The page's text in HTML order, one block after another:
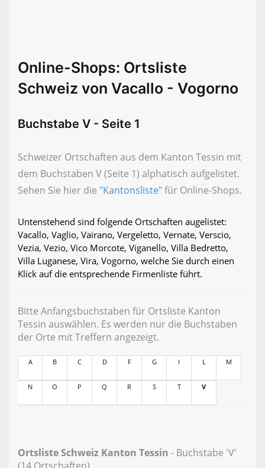
Online-Shops: Ortsliste
Schweiz von Vacallo - Vogorno
Buchstabe V - Seite 1
Schweizer Ortschaften aus dem Kanton Tessin mit
dem Buchstaben V (Seite 1) alphatisch aufgelistet.
Sehen Sie hier die "Kantonsliste"für Online-Shops.
Untenstehend sind folgende Ortschaften augelistet:
Vacallo, Vaglio, Vairano, Vergeletto, Vernate, Verscio,
Vezia, Vezio, Vico Morcote, Viganello, Villa Bedretto,
Villa Luganese, Vira, Vogorno, welche Sie durch einen
Klick auf die entsprechende Firmenliste führt.
Bitte Anfangsbuchstaben für Ortsliste Kanton
Tessin auswählen. Es werden nur die Buchstaben
der Orte mit Treffern angezeigt.
A B C D F G I L M
N O P Q R S T V
Ortsliste Schweiz Kanton Tessin - Buchstabe 'V'